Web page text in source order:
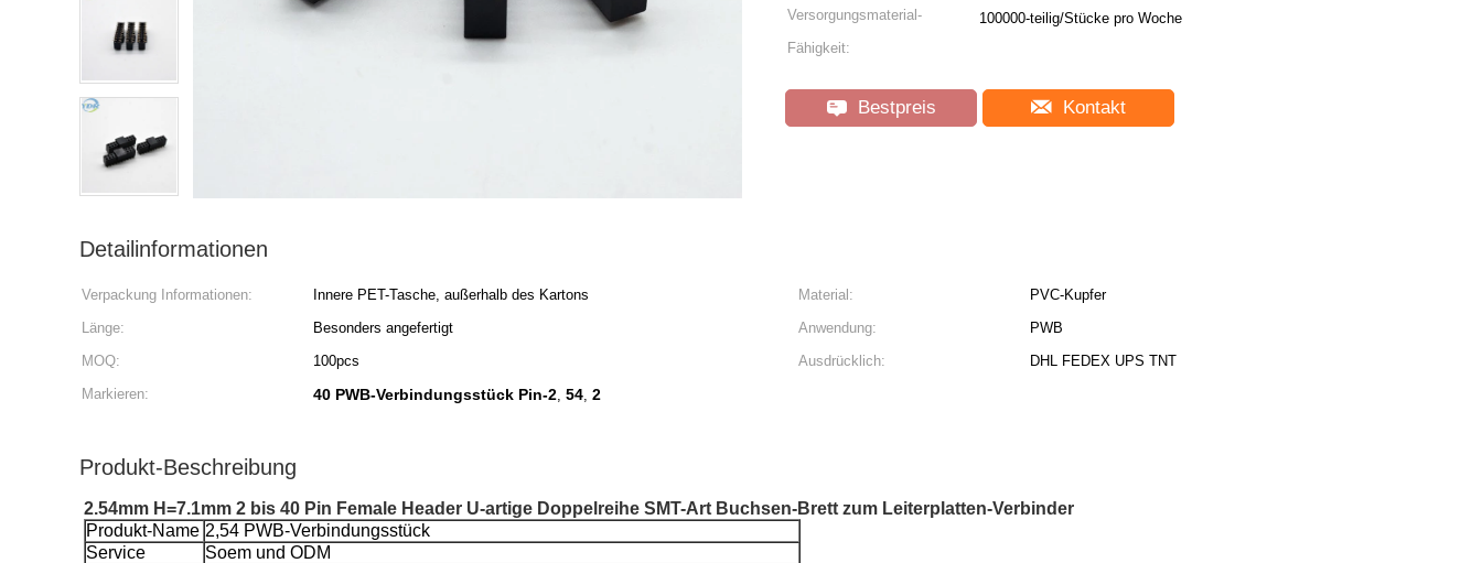
Versorgungsmaterial-
Fähigkeit:
100000-teilig/Stücke pro Woche
Bestpreis Kontakt
Detailinformationen
Verpackung Informationen: Innere PET-Tasche, außerhalb des Kartons Material:
PVC-Kupfer
Länge:
Besonders angefertigt Anwendung:
PWB
MOQ:
100pcs Ausdrücklich:
DHL FEDEX UPS TNT
Markieren:
40 PWB-Verbindungsstück Pin-2, 54, 2
Produkt-Beschreibung
2.54mm H=7.1mm 2 bis 40 Pin Female Header U-artige Doppelreihe SMT-Art Buchsen-Brett zum Leiterplatten-Verbinder
Produkt-Name 2,54 PWB-Verbindungsstück
Service
Soem und ODM